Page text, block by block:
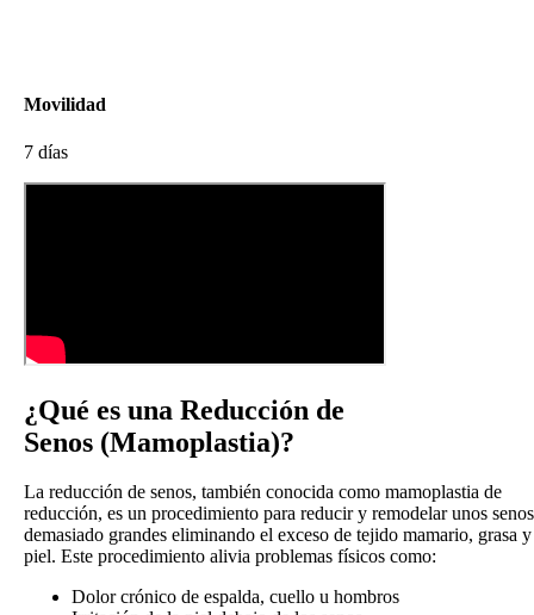
Movilidad
7 días
¿Qué es una Reducción de
Senos (Mamoplastia)?
La reducción de senos, también conocida como mamoplastia de
reducción, es un procedimiento para reducir y remodelar unos senos
demasiado grandes eliminando el exceso de tejido mamario, grasa y
piel. Este procedimiento alivia problemas físicos como:
Dolor crónico de espalda, cuello u hombros